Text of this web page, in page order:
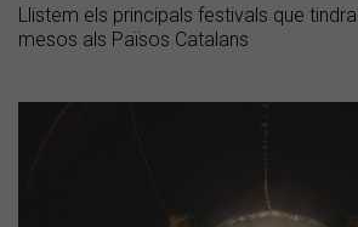
Llistem els principals festivals que
mesos als Països Catalans